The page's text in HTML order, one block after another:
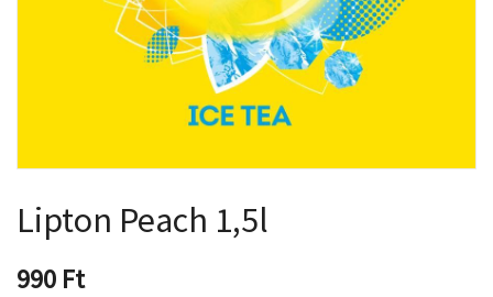
Lipton Peach 1,5l
990 Ft